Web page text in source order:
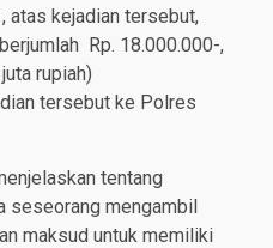
atas kejadian tersebut,
Rp. 18.000.000-,
rupiah)
tersebut ke Polres
tentang
seseorang mengambil
maksud untuk memiliki